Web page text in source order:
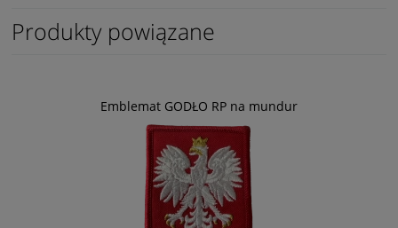
Produkty powiązane
Emblemat GODŁO RP na mundur